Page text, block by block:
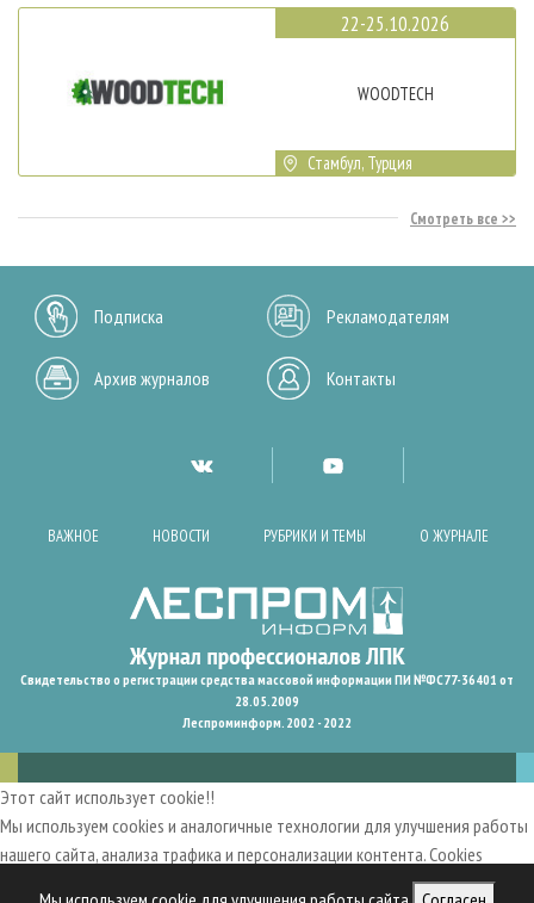
22-25.10.2026
WOODTECH
Стамбул, Турция
Смотреть все
Подписка Рекламодателям
Архив журналов Контакты
ВАЖНОЕ НОВОСТИ РУБРИКИ И ТЕМЫ О ЖУРНАЛЕ
Свидетельство о регистрации средства массовой информации ПИ №ФС77-36401 от
28.05.2009
Леспроминформ. 2002 - 2022
Этот сайт использует cookie!!
Мы используем cookies и аналогичные технологии для улучшения работы
нашего сайта, анализа трафика и персонализации контента. Cookies